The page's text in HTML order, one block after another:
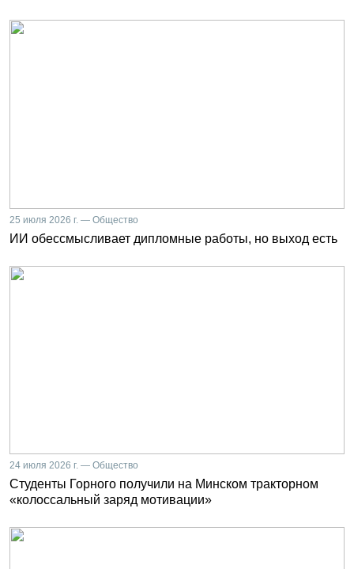
25 июля 2026 г. — Общество
ИИ обессмысливает дипломные работы, но выход есть
24 июля 2026 г. — Общество
Студенты Горного получили на Минском тракторном
«колоссальный заряд мотивации»